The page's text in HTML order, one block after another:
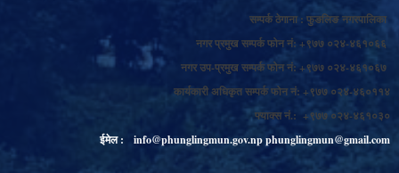
सम्पर्क ठेगाना : फुङलिङ नगरपालिका
नगर प्रमुख सम्पर्क फोन नं: +९७७ ०२४-४६१०६६
नगर उप-प्रमुख सम्पर्क फोन नं: +९७७ ०२४-४६१०६७
कार्यकारी अधिकृत सम्पर्क फोन नं: +९७७ ०२४-४६०११४
फ्याक्स नं.: +९७७ ०२४-४६१०३०
ईमेल :
info@phunglingmun.gov.npphunglingmun@gmail.com